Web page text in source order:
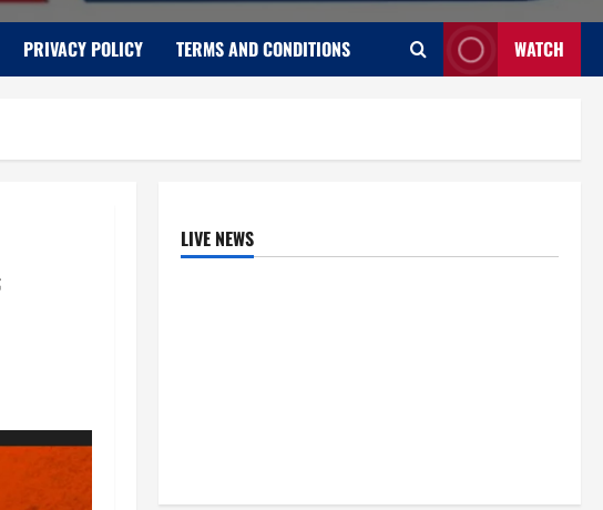
PRIVACY POLICY TERMS AND CONDITIONS WATCH
LIVE NEWS